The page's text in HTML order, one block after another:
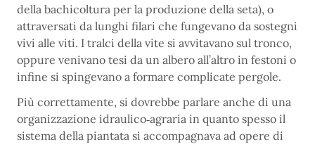
della bachicoltura per la produzione della seta), o
attraversati da lunghi filari che fungevano da sostegni
vivi alle viti. I tralci della vite si avvitavano sul tronco,
oppure venivano tesi da un albero all’altro in festoni o
infine si spingevano a formare complicate pergole.
Più correttamente, si dovrebbe parlare anche di una
organizzazione idraulico‐agraria in quanto spesso il
sistema della piantata si accompagnava ad opere di